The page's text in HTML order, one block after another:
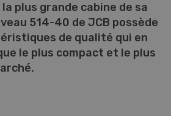
plus grande cabine de sa
514-40 de JCB possède
de qualité qui en
le plus compact et le plus